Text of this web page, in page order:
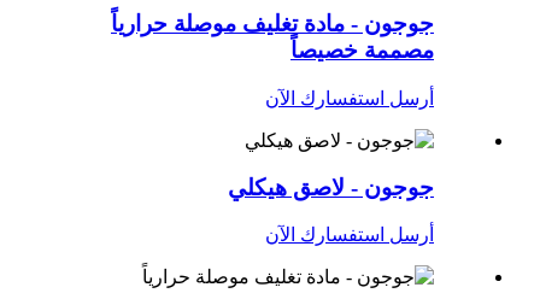
جوجون - مادة تغليف موصلة حرارياً
مصممة خصيصاً
أرسل استفسارك الآن
جوجون - لاصق هيكلي
أرسل استفسارك الآن